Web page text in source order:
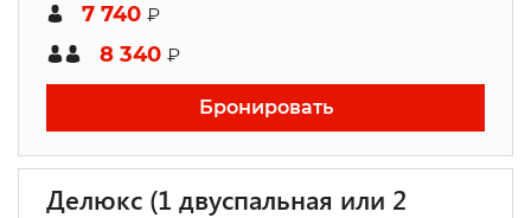
7 740 ₽
8 340 ₽
Бронировать
Делюкс (1 двуспальная или 2